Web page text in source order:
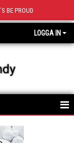
BE PROUD
LOGGA IN